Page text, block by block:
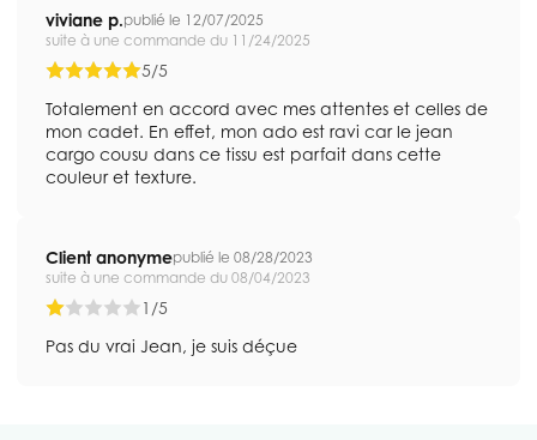
viviane p.publié le 12/07/2025
suite à une commande du 11/24/2025
5/5
Totalement en accord avec mes attentes et celles de
mon cadet. En effet, mon ado est ravi car le jean
cargo cousu dans ce tissu est parfait dans cette
couleur et texture.
Client anonymepublié le 08/28/2023
suite à une commande du 08/04/2023
1/5
Pas du vrai Jean, je suis déçue